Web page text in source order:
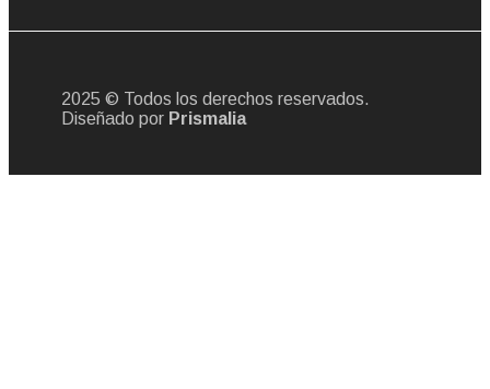
2025 © Todos los derechos reservados.
Diseñado por Prismalia